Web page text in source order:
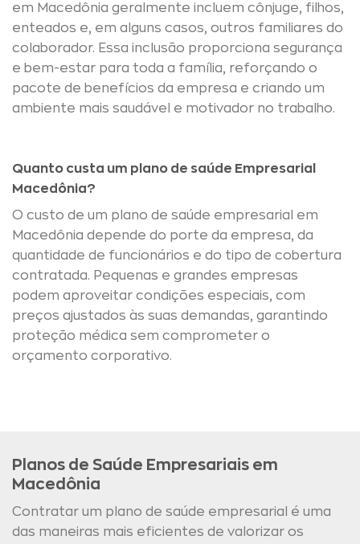
em Macedônia geralmente incluem cônjuge, filhos,
enteados e, em alguns casos, outros familiares do
colaborador. Essa inclusão proporciona segurança
e bem-estar para toda a família, reforçando o
pacote de benefícios da empresa e criando um
ambiente mais saudável e motivador no trabalho.
Quanto custa um plano de saúde Empresarial
Macedônia?
O custo de um plano de saúde empresarial em
Macedônia depende do porte da empresa, da
quantidade de funcionários e do tipo de cobertura
contratada. Pequenas e grandes empresas
podem aproveitar condições especiais, com
preços ajustados às suas demandas, garantindo
proteção médica sem comprometer o
orçamento corporativo.
Planos de Saúde Empresariais em
Macedônia
Contratar um plano de saúde empresarial é uma
das maneiras mais eficientes de valorizar os